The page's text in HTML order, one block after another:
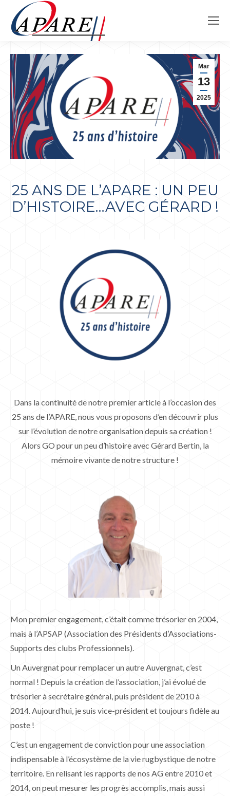
Mar
13
2025
25 ANS DE L’APARE : UN PEU
D’HISTOIRE…AVEC GÉRARD !
Dans la continuité de notre premier article à l’occasion des
25 ans de l’APARE, nous vous proposons d’en découvrir plus
sur l’évolution de notre organisation depuis sa création !
Alors GO pour un peu d’histoire avec Gérard Bertin, la
mémoire vivante de notre structure !
Mon premier engagement, c’était comme trésorier en 2004,
mais à l’APSAP (Association des Présidents d’Associations-
Supports des clubs Professionnels).
Un Auvergnat pour remplacer un autre Auvergnat, c’est
normal ! Depuis la création de l’association, j’ai évolué de
trésorier à secrétaire général, puis président de 2010 à
2014. Aujourd’hui, je suis vice-président et toujours fidèle au
poste !
C’est un engagement de conviction pour une association
indispensable à l’écosystème de la vie rugbystique de notre
territoire. En relisant les rapports de nos AG entre 2010 et
2014, on peut mesurer les progrès accomplis, mais aussi